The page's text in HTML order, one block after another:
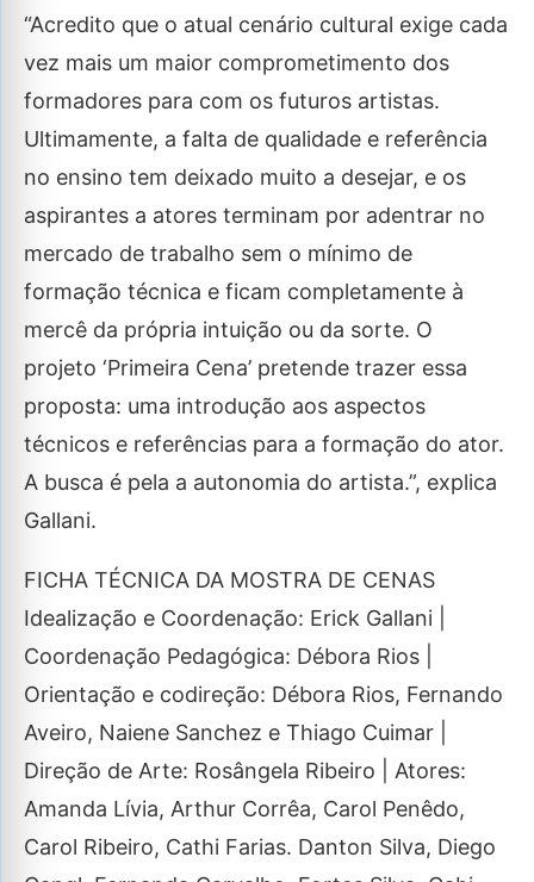
“Acredito que o atual cenário cultural exige cada
vez mais um maior comprometimento dos
formadores para com os futuros artistas.
Ultimamente, a falta de qualidade e referência
no ensino tem deixado muito a desejar, e os
aspirantes a atores terminam por adentrar no
mercado de trabalho sem o mínimo de
formação técnica e ficam completamente à
mercê da própria intuição ou da sorte. O
projeto ‘Primeira Cena’ pretende trazer essa
proposta: uma introdução aos aspectos
técnicos e referências para a formação do ator.
A busca é pela a autonomia do artista.”, explica
Gallani.
FICHA TÉCNICA DA MOSTRA DE CENAS
Idealização e Coordenação: Erick Gallani |
Coordenação Pedagógica: Débora Rios |
Orientação e codireção: Débora Rios, Fernando
Aveiro, Naiene Sanchez e Thiago Cuimar |
Direção de Arte: Rosângela Ribeiro | Atores:
Amanda Lívia, Arthur Corrêa, Carol Penêdo,
Carol Ribeiro, Cathi Farias. Danton Silva, Diego